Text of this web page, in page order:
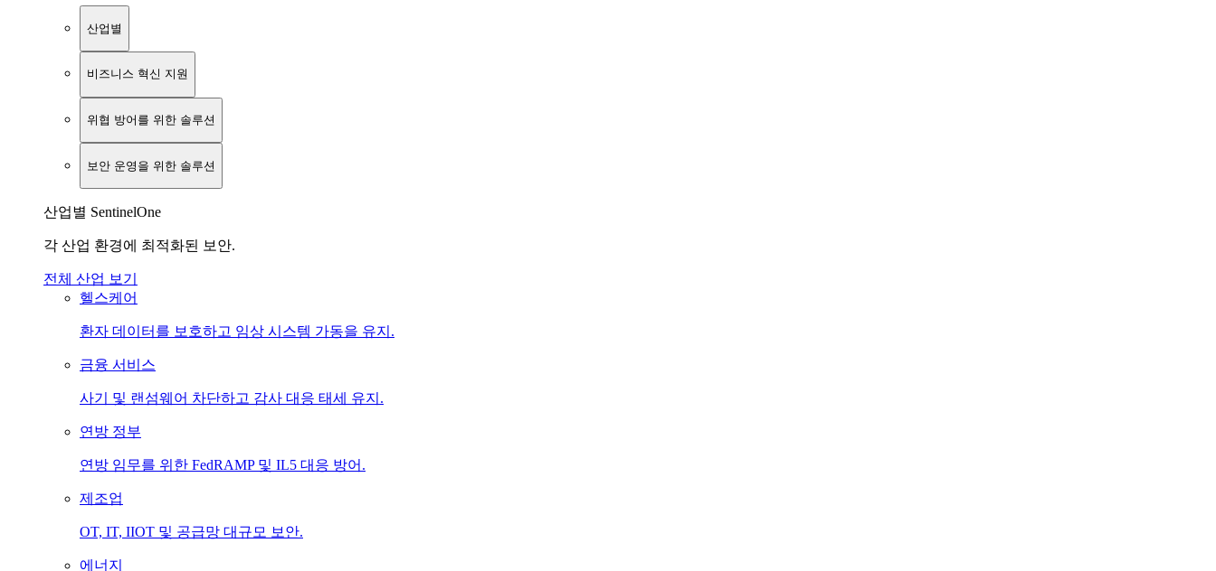
산업별
비즈니스 혁신 지원
위협 방어를 위한 솔루션
보안 운영을 위한 솔루션
산업별 SentinelOne
각 산업 환경에 최적화된 보안.
전체 산업 보기
헬스케어
환자 데이터를 보호하고 임상 시스템 가동을 유지.
금융 서비스
사기 및 랜섬웨어 차단하고 감사 대응 태세 유지.
연방 정부
연방 임무를 위한 FedRAMP 및 IL5 대응 방어.
제조업
OT, IT, IIOT 및 공급망 대규모 보안.
에너지